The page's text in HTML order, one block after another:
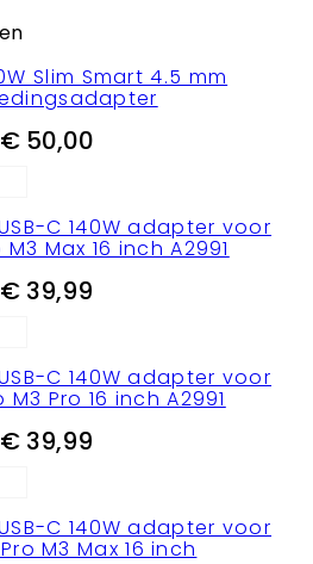
Slim Smart 4.5 mm
€50,00
C 140W adapter voor
Max 16 inch A2991
€ 39,99
C 140W adapter voor
Pro 16 inch A2991
€ 39,99
C 140W adapter voor
M3 Max 16 inch